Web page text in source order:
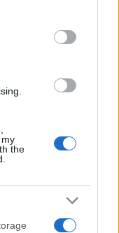
in below Google
the
nas bodo
dvorišče polno
in sodelovanju v
za solidarno